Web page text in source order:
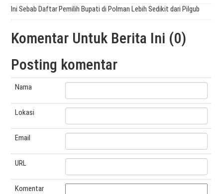
Ini Sebab Daftar Pemilih Bupati di Polman Lebih Sedikit dari Pilgub
Komentar Untuk Berita Ini (0)
Posting komentar
Nama
Lokasi
Email
URL
Komentar